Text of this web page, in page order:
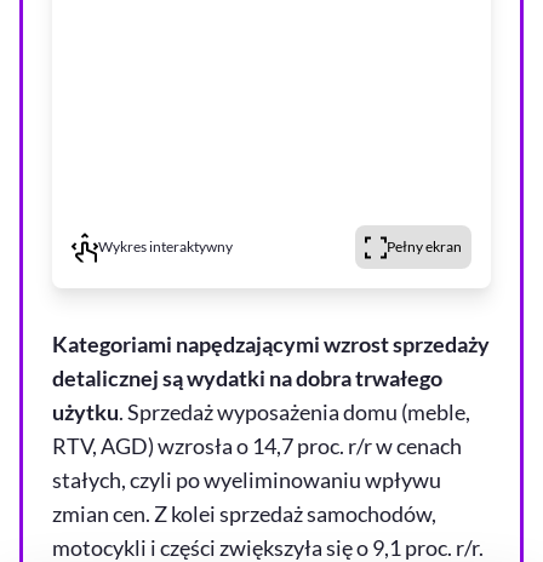
Wykres interaktywny Pełny ekran
Kategoriami napędzającymi wzrost sprzedaży
detalicznej są wydatki na dobra trwałego
użytku. Sprzedaż wyposażenia domu (meble,
RTV, AGD) wzrosła o 14,7 proc. r/r w cenach
stałych, czyli po wyeliminowaniu wpływu
zmian cen. Z kolei sprzedaż samochodów,
motocykli i części zwiększyła się o 9,1 proc. r/r.